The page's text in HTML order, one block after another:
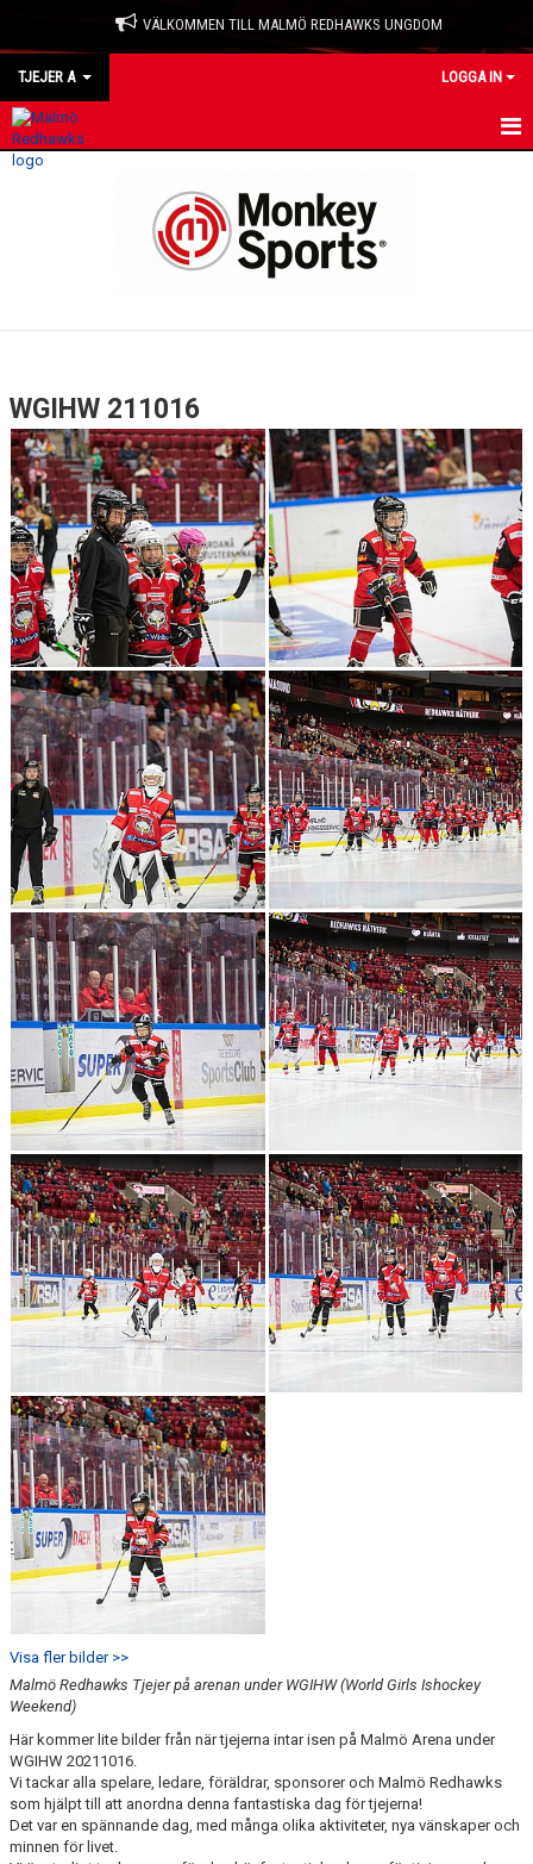
VÄLKOMMEN TILL MALMÖ REDHAWKS UNGDOM
TJEJER A LOGGA IN
HEM
BILDGALLERI
DOKUMENT
KONTAKT
WGIHW 211016
Visa fler bilder >>
Malmö Redhawks Tjejer på arenan under WGIHW (World Girls Ishockey
Weekend)
Här kommer lite bilder från när tjejerna intar isen på Malmö Arena under
WGIHW 20211016.
Vi tackar alla spelare, ledare, föräldrar, sponsorer och Malmö Redhawks
som hjälpt till att anordna denna fantastiska dag för tjejerna!
Det var en spännande dag, med många olika aktiviteter, nya vänskaper och
minnen för livet.